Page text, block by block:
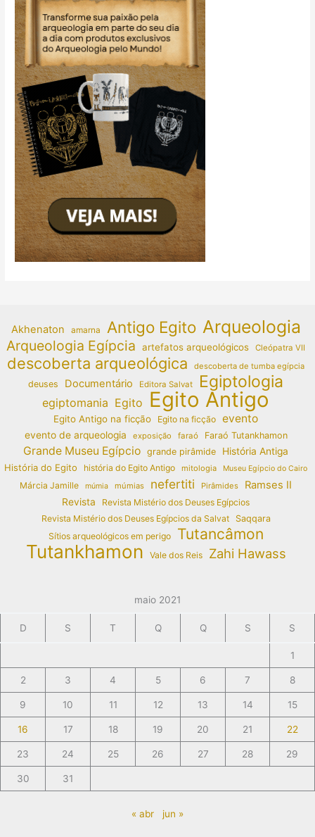
Akhenaton amarna Antigo Egito Arqueologia
Arqueologia Egípcia artefatos arqueológicos Cleópatra VII
descoberta arqueológica descoberta de tumba egípcia
deuses Documentário Editora Salvat Egiptologia
egiptomania Egito Egito Antigo
Egito Antigo na ficção Egito na ficção evento
evento de arqueologia exposição faraó Faraó Tutankhamon
Grande Museu Egípcio grande pirâmide
História Antiga
História do Egito
história do Egito Antigo mitologia Museu Egípcio do Cairo
Márcia Jamille múmia múmias nefertiti Pirâmides Ramses II
Revista
Revista Mistério dos Deuses Egípcios
Revista Mistério dos Deuses Egípcios da Salvat
Saqqara
Sítios arqueológicos em perigo
Tutancâmon
Tutankhamon Vale dos Reis Zahi Hawass
maio 2021
D S T Q Q S S
1
2 3 4 5 6 7 8
9 10 11 12 13 14 15
16 17 18 19 20 21 22
23 24 25 26 27 28 29
30 31
« abr jun »